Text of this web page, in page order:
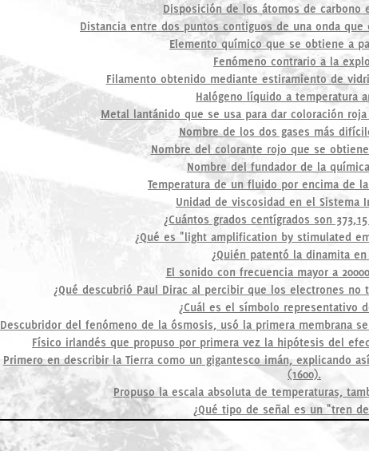
Disposición de los átomos de carbono
Distancia entre dos puntos contiguos de una onda
Elemento químico que se obtiene a
Fenómeno contrario a la
Filamento obtenido mediante estiramiento de
Halógeno líquido a temperatura
Metal lantánido que se usa para dar coloración
Nombre de los dos gases más
Nombre del colorante rojo que se
Nombre del fundador de la
Temperatura de un fluido por encima de
Unidad de viscosidad en el Sistema
¿Cuántos grados centígrados son
¿Qué es "light amplification by stimulated
¿Quién patentó la dinamita en
El sonido con frecuencia mayor a
¿Qué descubrió Paul Dirac al percibir que los electrones no
¿Cuál es el símbolo representativo
Descubridor del fenómeno de la ósmosis, usó la primera membrana
Físico irlandés que propuso por primera vez la hipótesis del
Primero en describir la Tierra como un gigantesco imán, explicando
(1600).
Propuso la escala absoluta de temperaturas,
¿Qué tipo de señal es un "tren